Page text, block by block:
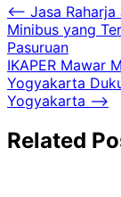
Navigasi
pos
⟵ Jasa
Minibus yang
Pasuruan
IKAPER Mawar
Yogyakarta
Yogyakarta ⟶
Related